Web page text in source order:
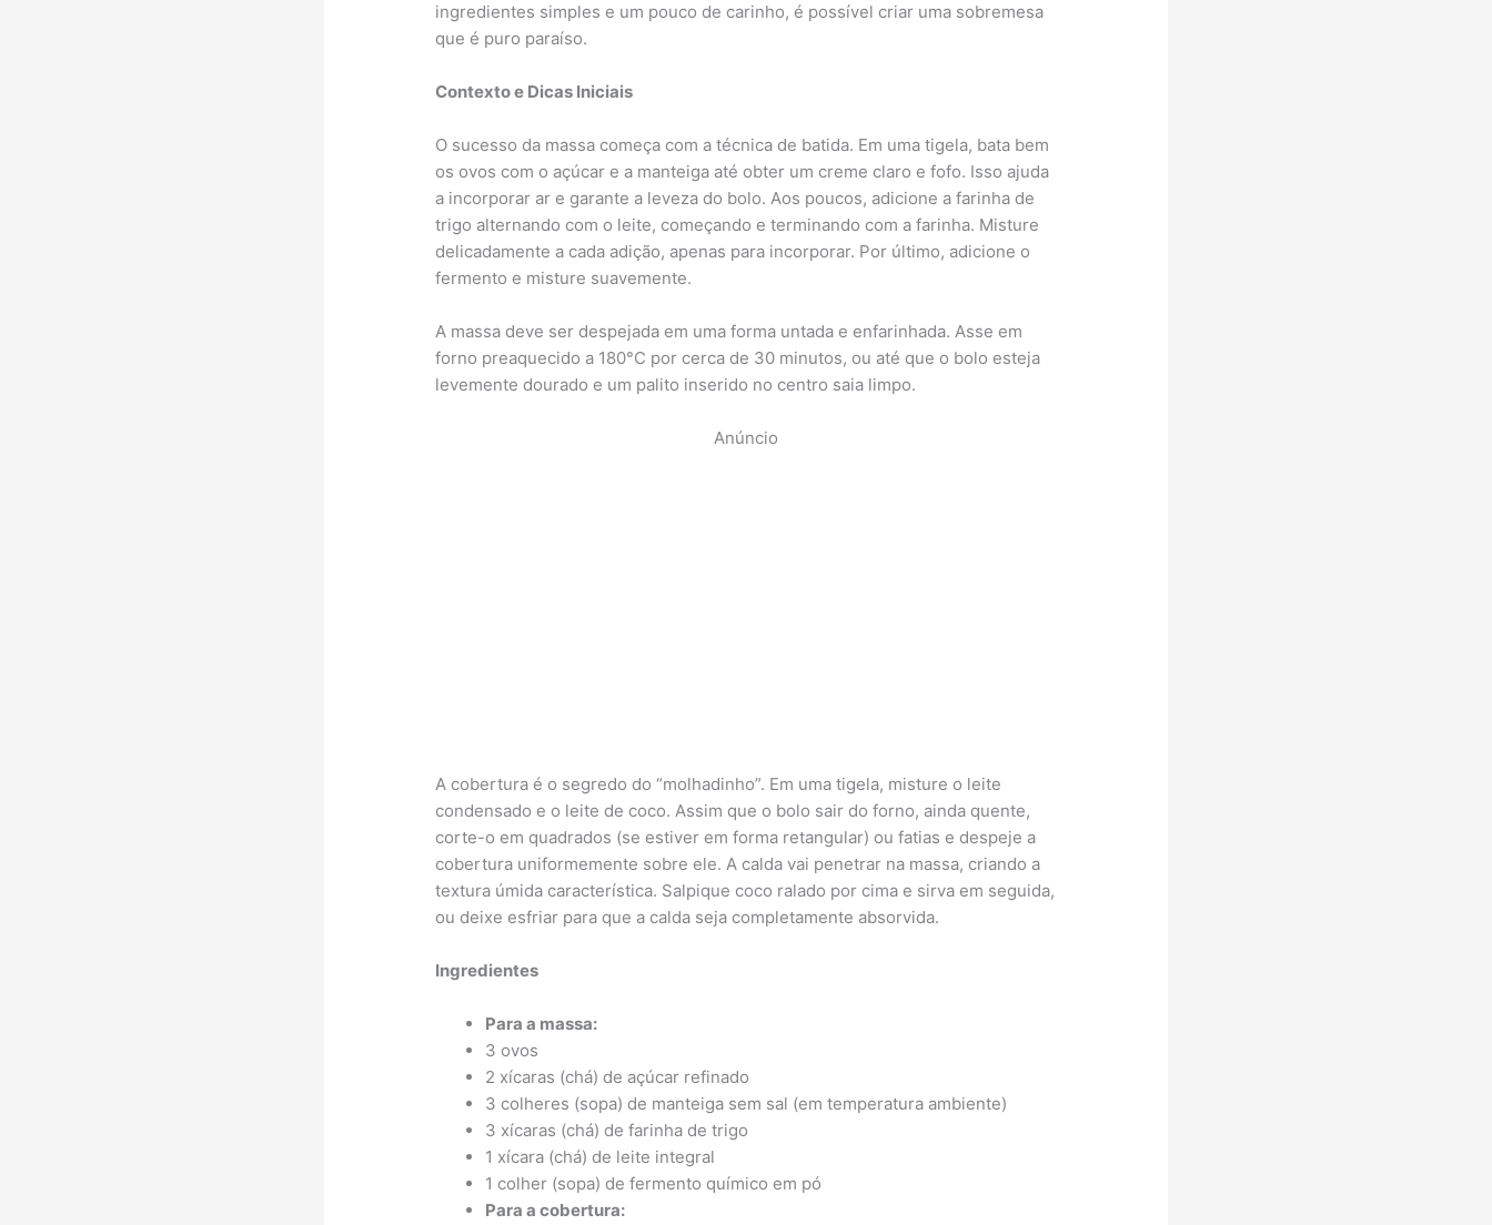
ingredientes simples e um pouco de carinho, é possível criar uma sobremesa
que é puro paraíso.
Contexto e Dicas Iniciais
O sucesso da massa começa com a técnica de batida. Em uma tigela, bata bem
os ovos com o açúcar e a manteiga até obter um creme claro e fofo. Isso ajuda
a incorporar ar e garante a leveza do bolo. Aos poucos, adicione a farinha de
trigo alternando com o leite, começando e terminando com a farinha. Misture
delicadamente a cada adição, apenas para incorporar. Por último, adicione o
fermento e misture suavemente.
A massa deve ser despejada em uma forma untada e enfarinhada. Asse em
forno preaquecido a 180°C por cerca de 30 minutos, ou até que o bolo esteja
levemente dourado e um palito inserido no centro saia limpo.
Anúncio
A cobertura é o segredo do “molhadinho”. Em uma tigela, misture o leite
condensado e o leite de coco. Assim que o bolo sair do forno, ainda quente,
corte-o em quadrados (se estiver em forma retangular) ou fatias e despeje a
cobertura uniformemente sobre ele. A calda vai penetrar na massa, criando a
textura úmida característica. Salpique coco ralado por cima e sirva em seguida,
ou deixe esfriar para que a calda seja completamente absorvida.
Ingredientes
Para a massa:
3 ovos
2 xícaras (chá) de açúcar refinado
3 colheres (sopa) de manteiga sem sal (em temperatura ambiente)
3 xícaras (chá) de farinha de trigo
1 xícara (chá) de leite integral
1 colher (sopa) de fermento químico em pó
Para a cobertura: